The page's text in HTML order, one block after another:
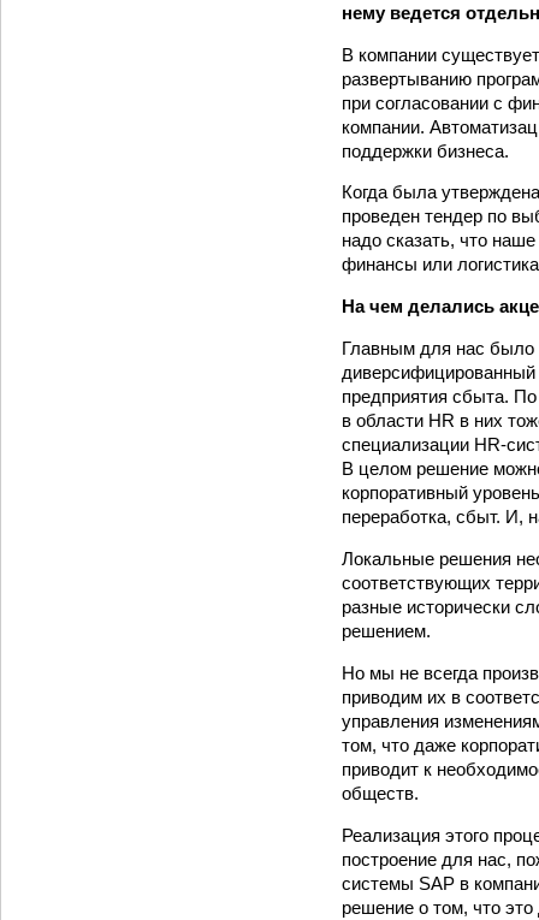
нему ведется
В компании
развертыванию
при согласовании с
компании.
поддержки бизнеса.
Когда была
проведен тендер по
надо сказать, что
финансы или
На чем делались
Главным для нас было
диверсифицированный
предприятия сбыта.
в области HR в них
специализации
В целом решение
корпоративный
переработка, сбыт. И,
Локальные решения
соответствующих
разные исторически
решением.
Но мы не всегда
приводим их в
управления
том, что даже
приводит к
обществ.
Реализация этого
построение для нас,
системы SAP в
решение о том, что